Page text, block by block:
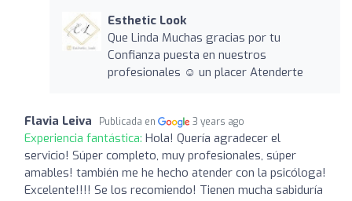
Esthetic Look
Que Linda Muchas gracias por tu
Confianza puesta en nuestros
profesionales ☺️ un placer Atenderte
Flavia Leiva Publicada en 3 years ago
Experiencia fantástica: Hola! Quería agradecer el
servicio! Súper completo, muy profesionales, súper
amables! también me he hecho atender con la psicóloga!
Excelente!!!! Se los recomiendo! Tienen mucha sabiduría